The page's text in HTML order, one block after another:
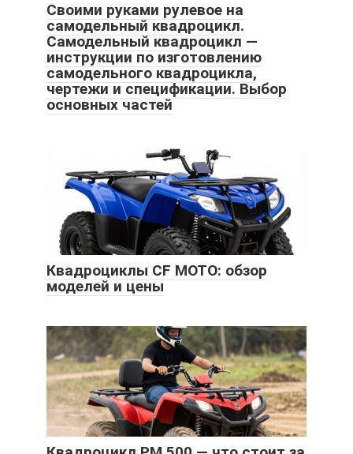
Своими руками рулевое на
самодельный квадроцикл.
Самодельный квадроцикл —
инструкции по изготовлению
самодельного квадроцикла,
чертежи и спецификации. Выбор
основных частей
Квадроциклы CF MOTO: обзор
моделей и цены